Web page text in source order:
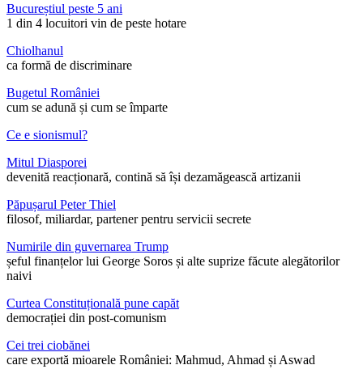
Bucureștiul peste 5 ani
1 din 4 locuitori vin de peste hotare
Chiolhanul
ca formă de discriminare
Bugetul României
cum se adună și cum se împarte
Ce e sionismul?
Mitul Diasporei
devenită reacționară, contină să își dezamăgească artizanii
Păpușarul Peter Thiel
filosof, miliardar, partener pentru servicii secrete
Numirile din guvernarea Trump
șeful finanțelor lui George Soros și alte suprize făcute alegătorilor
naivi
Curtea Constituțională pune capăt
democrației din post-comunism
Cei trei ciobănei
care exportă mioarele României: Mahmud, Ahmad și Aswad